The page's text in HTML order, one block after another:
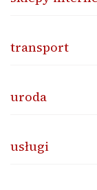
transport
uroda
usługi